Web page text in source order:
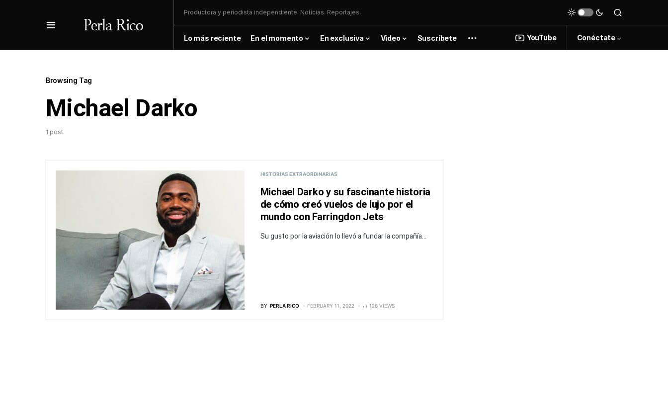
Productora y periodista independiente. Noticias. Reportajes.
Lo más reciente En el momento En exclusiva Video Suscríbete YouTube Conéctate
Browsing Tag
Michael Darko
1 post
HISTORIAS EXTRAORDINARIAS
Michael Darko y su fascinante historia
de cómo creó vuelos de lujo por el
mundo con Farringdon Jets
Su gusto por la aviación lo llevó a fundar la compañía...
BY PERLA RICO FEBRUARY 11, 2022 126 VIEWS